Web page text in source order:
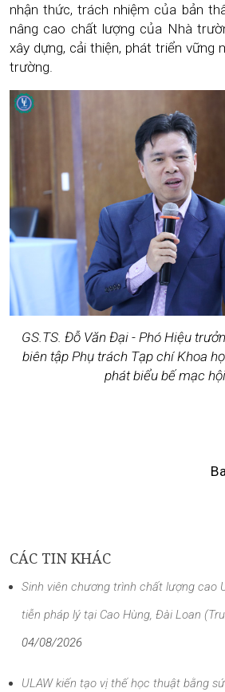
nhận thức, trách nhiệm của bản
nâng cao chất lượng của Nhà
xây dựng, cải thiện, phát triển vững
trường.
GS.TS. Đỗ Văn Đại - Phó Hiệu
biên tập Phụ trách Tạp chí Khoa
phát biểu bế mạc
CÁC TIN KHÁC
Sinh viên chương trình chất lượng cao
tiễn pháp lý tại Cao Hùng, Đài Loan
04/08/2026
ULAW kiến tạo vị thế học thuật bằng